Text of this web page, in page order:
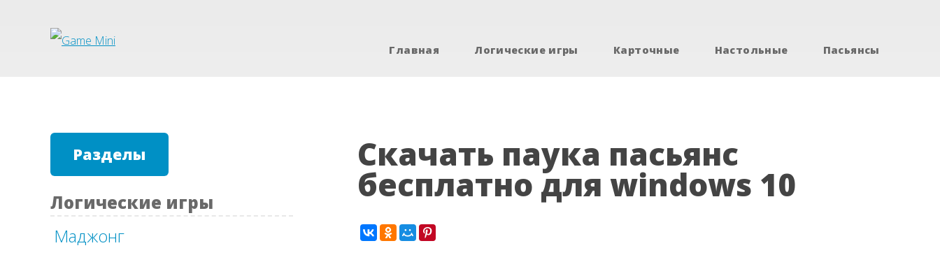
Главная Логические игры Карточные Настольные Пасьянсы
Разделы
Логические игры
Маджонг
Скачать паука пасьянс
бесплатно для windows 10